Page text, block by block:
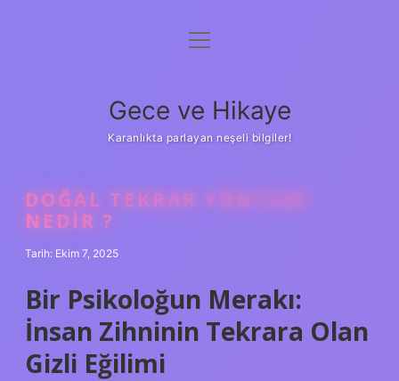
Anasayfa
Yasal Uyarı
menüyü
Gece ve Hikaye
Karanlıkta parlayan neşeli bilgiler!
DOĞAL TEKRAR YÖNTEMI
NEDIR ?
Tarih: Ekim 7, 2025
Bir Psikoloğun Merakı:
İnsan Zihninin Tekrara Olan
Gizli Eğilimi